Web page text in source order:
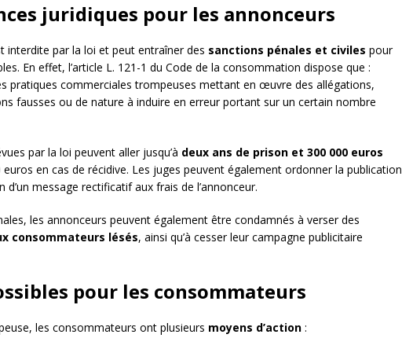
juridiques pour les annonceurs
interdite par la loi et peut entraîner des sanctions pénales et civiles pour
En effet, l’article L. 121-1 du Code de la consommation dispose que :
pratiques commerciales trompeuses mettant en œuvre des allégations,
fausses ou de nature à induire en erreur portant sur un certain nombre
par la loi peuvent aller jusqu’à deux ans de prison et 300 000 euros
euros en cas de récidive. Les juges peuvent également ordonner la publication
message rectificatif aux frais de l’annonceur.
les annonceurs peuvent également être condamnés à verser des
consommateurs lésés, ainsi qu’à cesser leur campagne publicitaire
pour les consommateurs
les consommateurs ont plusieurs moyens d’action :